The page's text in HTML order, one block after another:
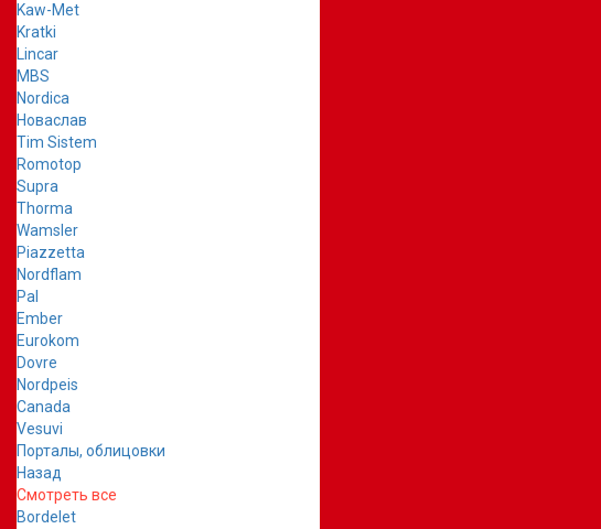
Kaw-Met
Kratki
Lincar
MBS
Nordica
Новаслав
Tim Sistem
Romotop
Supra
Thorma
Wamsler
Piazzetta
Nordflam
Pal
Ember
Eurokom
Dovre
Nordpeis
Canada
Vesuvi
Порталы, облицовки
Назад
Смотреть все
Bordelet